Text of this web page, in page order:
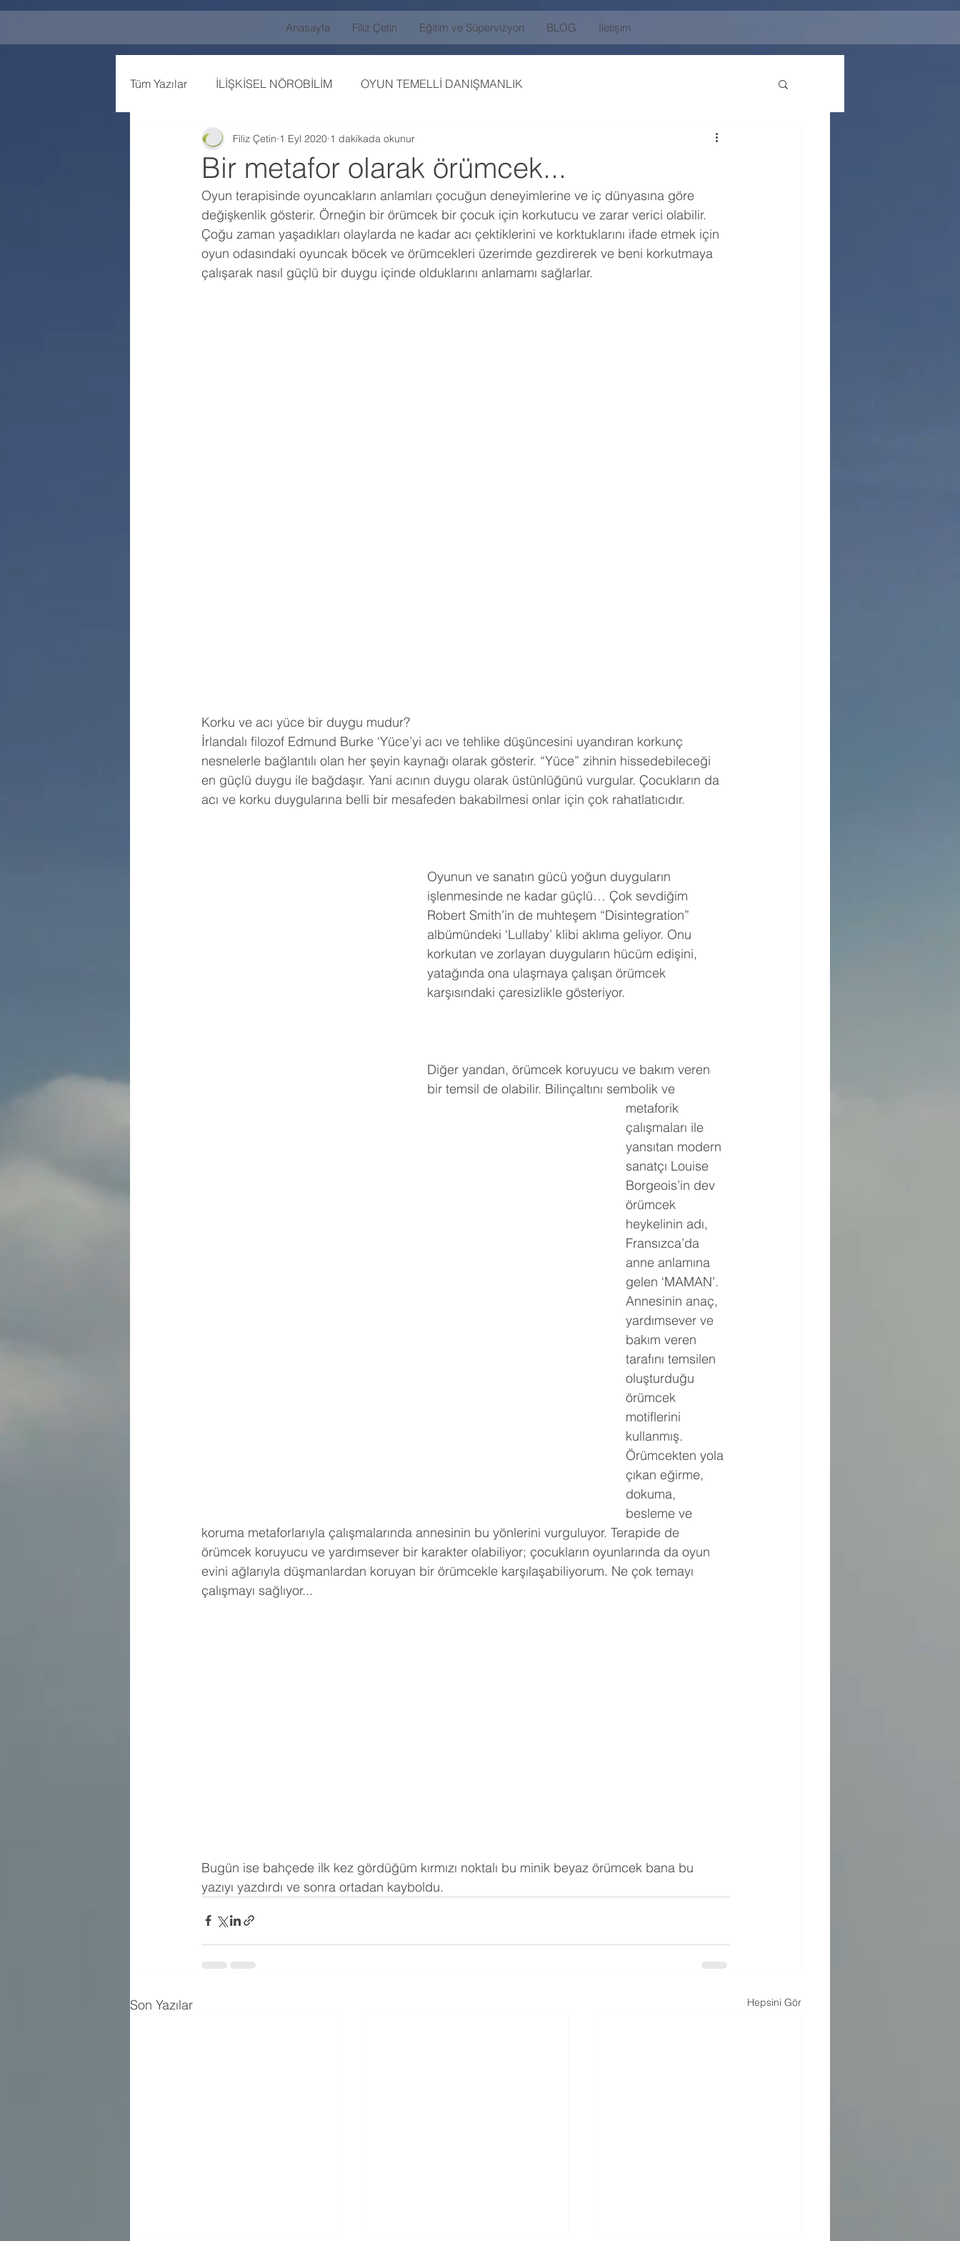
Tüm Yazılar İLİŞKİSEL NÖROBİLİM OYUN TEMELLİ DANIŞMANLIK
Bir metafor olarak örümcek...
Filiz Çetin 1 Eyl 2020 1 dakikada okunur
Oyun terapisinde oyuncakların anlamları çocuğun deneyimlerine ve iç dünyasına göre
değişkenlik gösterir. Örneğin bir örümcek bir çocuk için korkutucu ve zarar verici olabilir.
Çoğu zaman yaşadıkları olaylarda ne kadar acı çektiklerini ve korktuklarını ifade etmek için
oyun odasındaki oyuncak böcek ve örümcekleri üzerimde gezdirerek ve beni korkutmaya
çalışarak nasıl güçlü bir duygu içinde olduklarını anlamamı sağlarlar.
Korku ve acı yüce bir duygu mudur?
İrlandalı filozof Edmund Burke ‘Yüce’yi acı ve tehlike düşüncesini uyandıran korkunç
nesnelerle bağlantılı olan her şeyin kaynağı olarak gösterir. “Yüce” zihnin hissedebileceği
en güçlü duygu ile bağdaşır. Yani acının duygu olarak üstünlüğünü vurgular. Çocukların da
acı ve korku duygularına belli bir mesafeden bakabilmesi onlar için çok rahatlatıcıdır.
Oyunun ve sanatın gücü yoğun duyguların
işlenmesinde ne kadar güçlü… Çok sevdiğim
Robert Smith’in de muhteşem “Disintegration”
albümündeki ‘Lullaby’ klibi aklıma geliyor. Onu
korkutan ve zorlayan duyguların hücüm edişini,
yatağında ona ulaşmaya çalışan örümcek
karşısındaki çaresizlikle gösteriyor.
Diğer yandan, örümcek koruyucu ve bakım veren
bir temsil de olabilir. Bilinçaltını sembolik ve
metaforik
çalışmaları ile
yansıtan modern
sanatçı Louise
Borgeois’in dev
örümcek
heykelinin adı,
Fransızca’da
anne anlamına
gelen ‘MAMAN’.
Annesinin anaç,
yardımsever ve
bakım veren
tarafını temsilen
oluşturduğu
örümcek
motiflerini
kullanmış.
Örümcekten yola
çıkan eğirme,
dokuma,
besleme ve
koruma metaforlarıyla çalışmalarında annesinin bu yönlerini vurguluyor. Terapide de
örümcek koruyucu ve yardımsever bir karakter olabiliyor; çocukların oyunlarında da oyun
evini ağlarıyla düşmanlardan koruyan bir örümcekle karşılaşabiliyorum. Ne çok temayı
çalışmayı sağlıyor...
Bugün ise bahçede ilk kez gördüğüm kırmızı noktalı bu minik beyaz örümcek bana bu
yazıyı yazdırdı ve sonra ortadan kayboldu.
Son Yazılar Hepsini Gör
Anasayfa Filiz Çetin Eğitim ve Süpervizyon BLOG İletişim